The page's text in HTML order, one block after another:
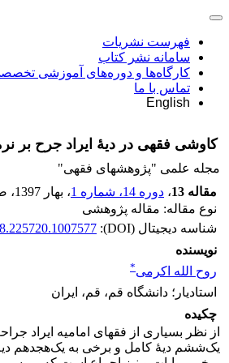
فهرست نشریات
سامانه نشر کتاب
کارگاه‌ها و دوره‌های آموزشی
تماس با ما
English
کاوشی فقهی در دیۀ ایراد جرح بر
مجله علمی "پژوهشهای فقهی"
مقاله 13
، دوره 14، شماره 1 ، بهار 1397 ،
نوع مقاله: مقاله پژوهشی
شناسه دیجیتال (DOI):
نویسنده
روح الله اکرمی*
استادیار؛ دانشگاه قم، قم، ایران
چکیده
از نظر بسیاری از فقهای امامیه ایراد
یک‌ششم دیۀ کامل و برخی به یک‌هجدهم دیۀ